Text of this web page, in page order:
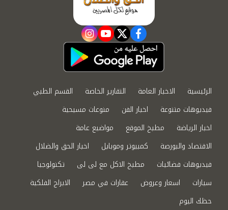
facebook
twitter
youtube
instagram
الرئيسية الاخبار العامة التقارير الخاصة
القسم الطبي
فيديوهات متنوعة
اخبار الفن
منوعات مسيحية
اخبار الرياضة
مطبخ الموقع
مواضيع عامة
الاقتصاد والبورصة
كمبيوتر وموبايل
اخبار الحق والضلال
فيديوهات فضائيات
مطبخ الاكل مع لى لى
تكنولوجيا
سيارات
اسعار وعروض عقارات في مصر
الابراج الفلكية
حظك اليوم